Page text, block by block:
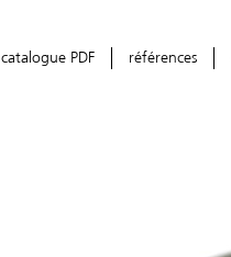
catalogue PDF références